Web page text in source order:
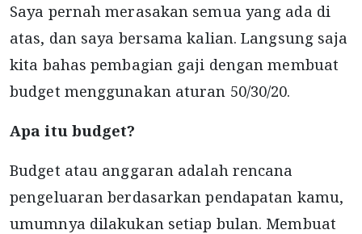
Saya pernah merasakan semua yang ada di
atas, dan saya bersama kalian. Langsung saja
kita bahas pembagian gaji dengan membuat
budget menggunakan aturan 50/30/20.
Apa itu budget?
Budget atau anggaran adalah rencana
pengeluaran berdasarkan pendapatan kamu,
umumnya dilakukan setiap bulan. Membuat